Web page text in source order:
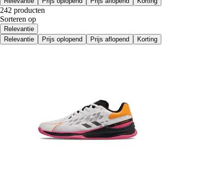
242 producten
Sorteren op
Relevantie
Relevantie
Prijs oplopend Prijs aflopend Korting